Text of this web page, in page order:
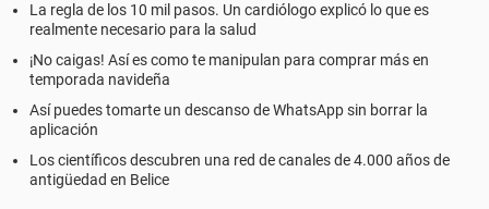
La regla de los 10 mil pasos. Un cardiólogo explicó lo que es
realmente necesario para la salud
¡No caigas! Así es como te manipulan para comprar más en
temporada navideña
Así puedes tomarte un descanso de WhatsApp sin borrar la
aplicación
Los científicos descubren una red de canales de 4.000 años de
antigüedad en Belice